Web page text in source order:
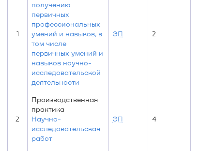
1
получению
первичных
профессиональных
умений и навыков, в
том числе
первичных умений и
навыков научно-
исследовательской
деятельности
ЭП 2
2
Производственная
практика
Научно-
исследовательская
работ
ЭП 4